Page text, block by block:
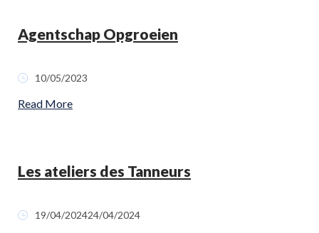
Agentschap Opgroeien
10/05/2023
Read More
Les ateliers des Tanneurs
19/04/202424/04/2024